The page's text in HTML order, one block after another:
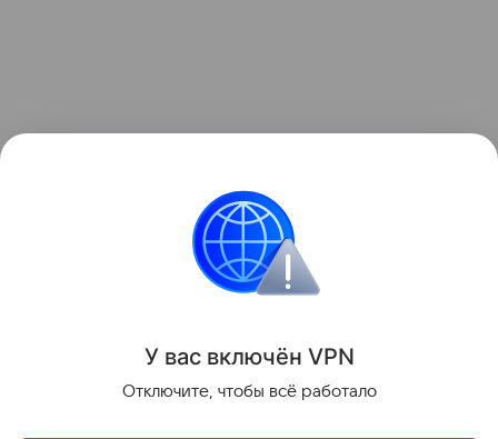
8 звездных мам, которые растят
Поделиться
У вас включён VPN
Отключите, чтобы всё работало